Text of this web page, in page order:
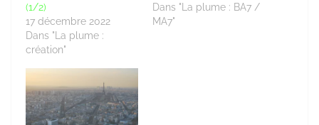
(1/2)
17 décembre 2022
Dans "La plume :
création"
Dans "La plume : BA7 /
MA7"